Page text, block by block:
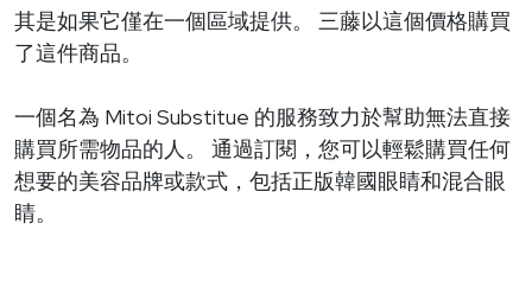
其是如果它僅在一個區域提供。 三藤以這個價格購買
了這件商品。
一個名為 Mitoi Substitue 的服務致力於幫助無法直接
購買所需物品的人。 通過訂閱，您可以輕鬆購買任何
想要的美容品牌或款式，包括正版韓國眼睛和混合眼
睛。